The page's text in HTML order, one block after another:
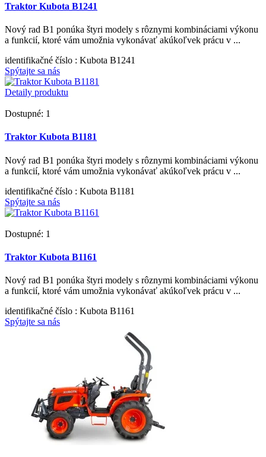
Traktor Kubota B1241
Nový rad B1 ponúka štyri modely s rôznymi kombináciami výkonu
a funkcií, ktoré vám umožnia vykonávať akúkoľvek prácu v ...
identifikačné číslo : Kubota B1241
Spýtajte sa nás
Detaily produktu
Dostupné: 1
Traktor Kubota B1181
Nový rad B1 ponúka štyri modely s rôznymi kombináciami výkonu
a funkcií, ktoré vám umožnia vykonávať akúkoľvek prácu v ...
identifikačné číslo : Kubota B1181
Spýtajte sa nás
Dostupné: 1
Traktor Kubota B1161
Nový rad B1 ponúka štyri modely s rôznymi kombináciami výkonu
a funkcií, ktoré vám umožnia vykonávať akúkoľvek prácu v ...
identifikačné číslo : Kubota B1161
Spýtajte sa nás